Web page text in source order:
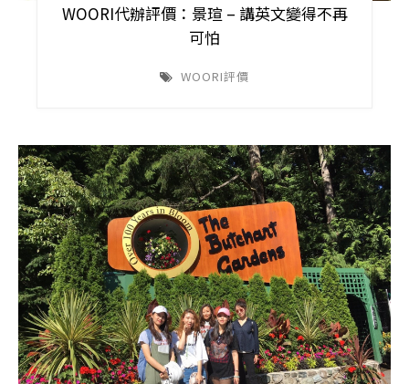
WOORI代辦評價：景瑄 – 講英文變得不再
可怕
WOORI評價